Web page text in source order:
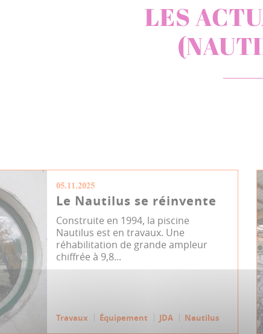
LES
05.11.2025
Le Nautilus se réinvente
Construite en 1994, la piscine
Nautilus est en travaux. Une
réhabilitation de grande ampleur
chiffrée à 9,8...
Travaux Équipement JDA Nautilus